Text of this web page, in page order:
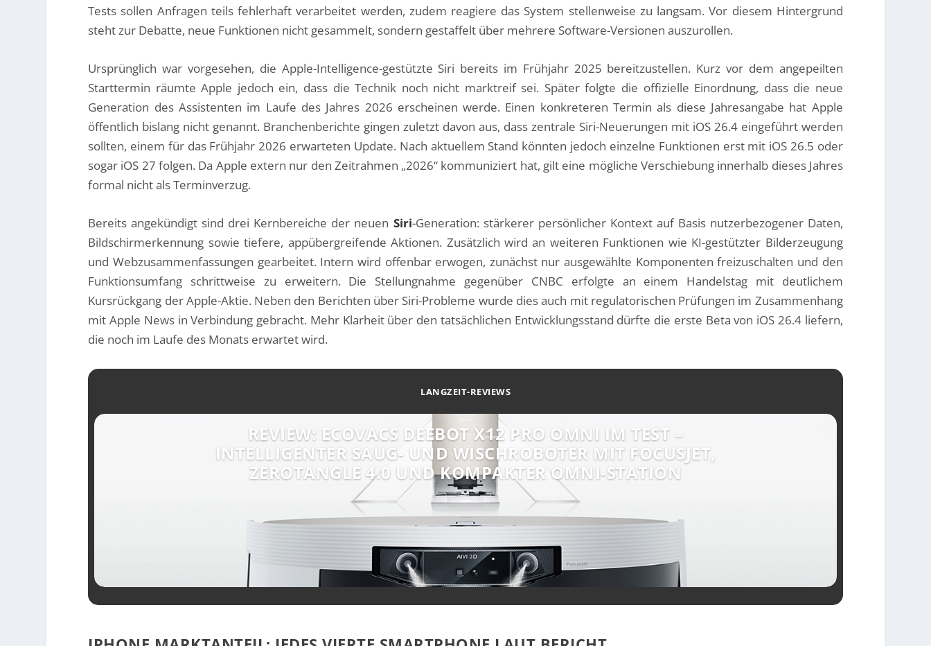
Tests sollen Anfragen teils fehlerhaft verarbeitet werden, zudem reagiere das System stellenweise zu langsam. Vor diesem Hintergrund
steht zur Debatte, neue Funktionen nicht gesammelt, sondern gestaffelt über mehrere Software-Versionen auszurollen.
Ursprünglich war vorgesehen, die Apple-Intelligence-gestützte Siri bereits im Frühjahr 2025 bereitzustellen. Kurz vor dem angepeilten
Starttermin räumte Apple jedoch ein, dass die Technik noch nicht marktreif sei. Später folgte die offizielle Einordnung, dass die neue
Generation des Assistenten im Laufe des Jahres 2026 erscheinen werde. Einen konkreteren Termin als diese Jahresangabe hat Apple
öffentlich bislang nicht genannt. Branchenberichte gingen zuletzt davon aus, dass zentrale Siri-Neuerungen mit iOS 26.4 eingeführt werden
sollten, einem für das Frühjahr 2026 erwarteten Update. Nach aktuellem Stand könnten jedoch einzelne Funktionen erst mit iOS 26.5 oder
sogar iOS 27 folgen. Da Apple extern nur den Zeitrahmen „2026“ kommuniziert hat, gilt eine mögliche Verschiebung innerhalb dieses Jahres
formal nicht als Terminverzug.
Bereits angekündigt sind drei Kernbereiche der neuen Siri-Generation: stärkerer persönlicher Kontext auf Basis nutzerbezogener Daten,
Bildschirmerkennung sowie tiefere, appübergreifende Aktionen. Zusätzlich wird an weiteren Funktionen wie KI-gestützter Bilderzeugung
und Webzusammenfassungen gearbeitet. Intern wird offenbar erwogen, zunächst nur ausgewählte Komponenten freizuschalten und den
Funktionsumfang schrittweise zu erweitern. Die Stellungnahme gegenüber CNBC erfolgte an einem Handelstag mit deutlichem
Kursrückgang der Apple-Aktie. Neben den Berichten über Siri-Probleme wurde dies auch mit regulatorischen Prüfungen im Zusammenhang
mit Apple News in Verbindung gebracht. Mehr Klarheit über den tatsächlichen Entwicklungsstand dürfte die erste Beta von iOS 26.4 liefern,
die noch im Laufe des Monats erwartet wird.
LANGZEIT-REVIEWS
REVIEW: ECOVACS DEEBOT X12 PRO OMNI IM TEST –
INTELLIGENTER SAUG- UND WISCHROBOTER MIT FOCUSJET,
ZEROTANGLE 4.0 UND KOMPAKTER OMNI-STATION